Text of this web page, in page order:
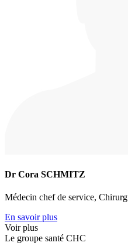
Dr Cora SCHMITZ
Médecin chef de service,
En savoir plus
Voir plus
Le groupe santé CHC